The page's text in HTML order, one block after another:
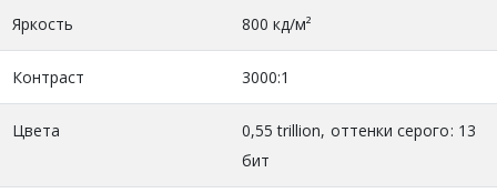
Яркость 800 кд/м²
Контраст 3000:1
Цвета
0,55 trillion, оттенки серого: 13
бит